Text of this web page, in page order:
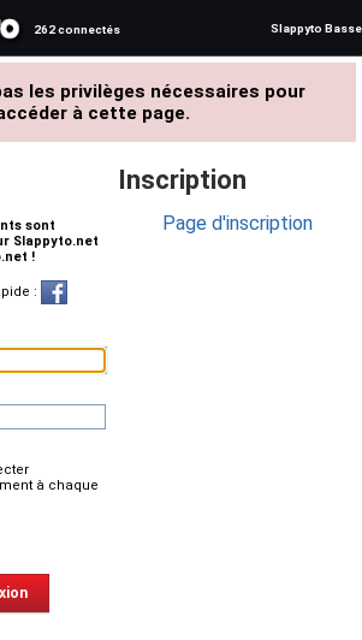
262 connectés Slappyto Basse
les privilèges nécessaires pour
à cette page.
sont
Slappyto.net
!
:
à chaque
Inscription
Page d'inscription